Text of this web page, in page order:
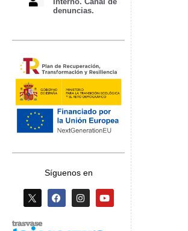
denuncias.
Síguenos en